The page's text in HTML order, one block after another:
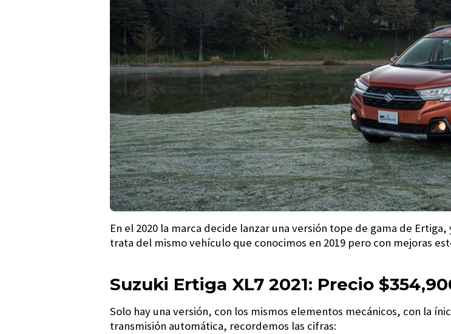
En el 2020 la marca decide lanzar una versión tope de gama de
trata del mismo vehículo que conocimos en 2019 pero con mejoras
Suzuki Ertiga XL7 2021: Precio
Solo hay una versión, con los mismos elementos mecánicos, con la
transmisión automática, recordemos las cifras: